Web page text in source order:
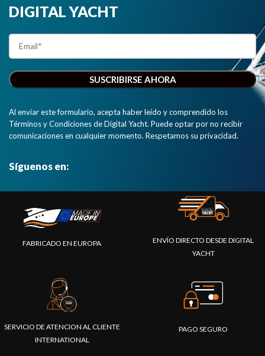
DIGITAL YACHT
Al enviar este formulario, acepta haber leído y comprendido los
Términos y Condiciones de Digital Yacht. Puede optar por no recibir
comunicaciones en cualquier momento. Respetamos su privacidad.
Síguenos en:
FABRICADO EN EUROPA
ENVÍO DIRECTO DESDE DIGITAL
YACHT
SERVICIO DE ATENCION AL CLIENTE
INTERNATIONAL
PAGO SEGURO